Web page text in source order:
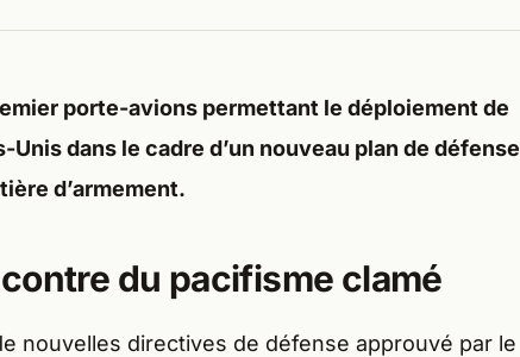
porte-avions permettant le déploiement de
dans le cadre d’un nouveau plan de défense
d’armement.
du pacifisme clamé
nouvelles directives de défense approuvé par le